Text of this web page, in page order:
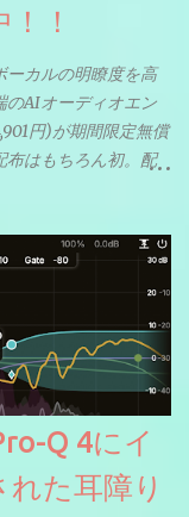
！
ーカルの明瞭度を高
のAIオーディオエン
円)が期間限定無償
布はもちろん初。配
Q 4にイ
た耳障り